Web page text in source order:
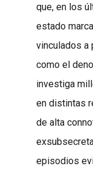
que, en los
estado
vinculados a
como el
investiga
en distintas
de alta
episodios